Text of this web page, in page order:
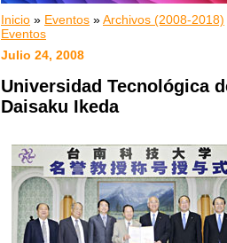
Inicio » Eventos »Archivos (2008-2018)
Eventos
Julio 24, 2008
Universidad Tecnológica
Daisaku Ikeda